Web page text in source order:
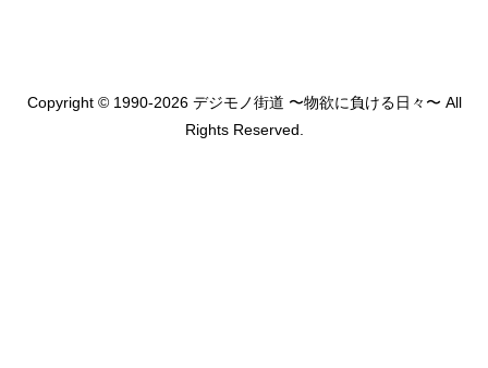
Copyright © 1990-2026 デジモノ街道 〜物欲に負ける日々〜 All
Rights Reserved.